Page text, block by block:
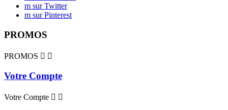
m sur Twitter
m sur Pinterest
PROMOS
PROMOS  
Votre Compte
Votre Compte  